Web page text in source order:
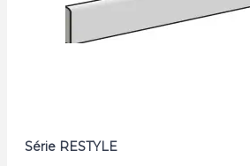
Série RESTYLE